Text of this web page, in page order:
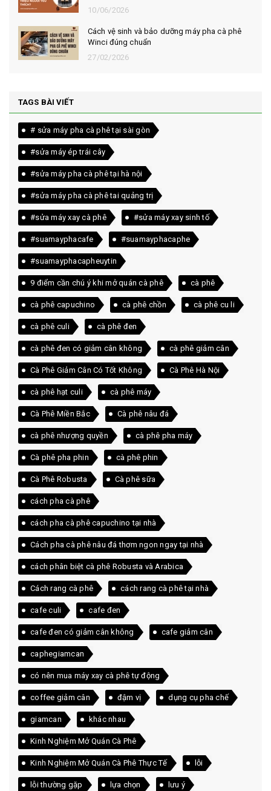
10/06/2026
Cách vệ sinh và bảo dưỡng máy pha cà phê
Winci đúng chuẩn
27/02/2026
TAGS BÀI VIẾT
# sửa máy pha cà phê tại sài gòn
#sửa máy ép trái cây
#sửa máy pha cà phê tại hà nội
#sửa máy pha cà phê tai quảng trị
#sửa máy xay cà phê #sửa máy xay sinh tố
#suamayphacafe #suamayphacaphe
#suamayphacapheuytin
9 điểm cần chú ý khi mở quán cà phê cà phê
cà phê capuchino cà phê chồn cà phê cu li
cà phê culi cà phê đen
cà phê đen có giảm cân không cà phê giảm cân
Cà Phê Giảm Cân Có Tốt Không Cà Phê Hà Nội
cà phê hạt culi cà phê máy
Cà Phê Miền Bắc Cà phê nâu đá
cà phê nhượng quyền cà phê pha máy
Cà phê pha phin cà phê phin
Cà Phê Robusta Cà phê sữa
cách pha cà phê
cách pha cà phê capuchino tại nhà
Cách pha cà phê nâu đá thơm ngon ngay tại nhà
cách phân biệt cà phê Robusta và Arabica
Cách rang cà phê cách rang cà phê tại nhà
cafe culi cafe đen
cafe đen có giảm cân không cafe giảm cân
caphegiamcan
có nên mua máy xay cà phê tự động
coffee giảm cân đậm vị dụng cụ pha chế
giamcan khác nhau
Kinh Nghiệm Mở Quán Cà Phê
Kinh Nghiệm Mở Quán Cà Phê Thực Tế lỗi
lỗi thường gặp lựa chọn lưu ý